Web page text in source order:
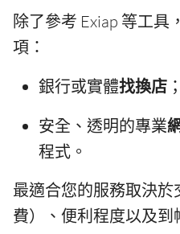
除了參考 Exiap 等工具
項：
銀行或實體找換店 ；
安全、透明的專業
程式。
最適合您的服務取決
費）、便利程度以及到